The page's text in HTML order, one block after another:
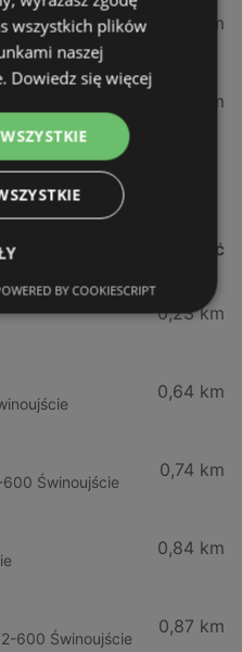
34,13 km
Pomorski
34,42 km
w pobliżu
ODLEGŁOŚĆ
0,23 km
0,64 km
600 Świnoujście
0,74 km
0,84 km
600 Świnoujście
0,87 km
wszystkich plików
naszej
Dowiedz się więcej
BY COOKIESCRIPT